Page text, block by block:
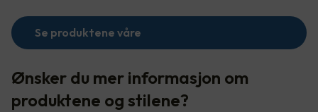
Se produktene våre
Ønsker du mer informasjon om
produktene og stilene?